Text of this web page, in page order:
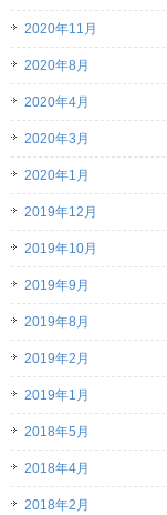
2020年11月
2020年8月
2020年4月
2020年3月
2020年1月
2019年12月
2019年10月
2019年9月
2019年8月
2019年2月
2019年1月
2018年5月
2018年4月
2018年2月